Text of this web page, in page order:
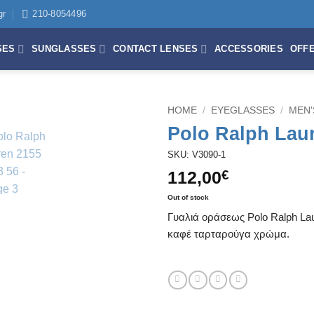
210-8054496
SUNGLASSES CONTACT LENSES ACCESSORIES
HOME / EYEGLASSES /
Polo Ralph
SKU: V3090-1
112,00€
Out of stock
Γυαλιά οράσεως Polo Ralph
καφέ ταρταρούγα χρώμα.